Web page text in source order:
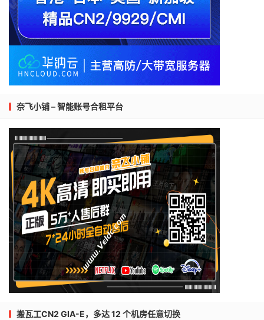
奈飞小铺 – 智能账号合租平台
搬瓦工CN2 GIA-E，多达 12 个机房任意切换